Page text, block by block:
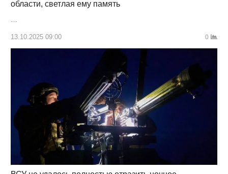
области, светлая ему память
13.10.2025 09:00 0